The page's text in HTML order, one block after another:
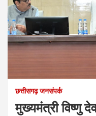
छत्तीसगढ़ जनसंपर्क
मुख्यमंत्री विष्णु